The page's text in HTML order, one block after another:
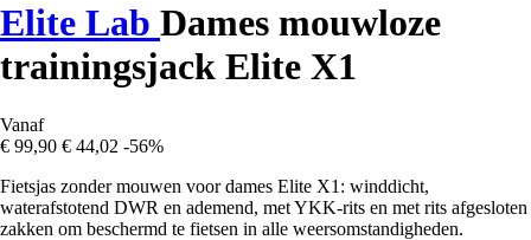
Elite Lab Dames mouwloze
trainingsjack Elite X1
Vanaf
€ 99,90 € 44,02 -56%
Fietsjas zonder mouwen voor dames Elite X1: winddicht,
waterafstotend DWR en ademend, met YKK-rits en met rits afgesloten
zakken om beschermd te fietsen in alle weersomstandigheden.